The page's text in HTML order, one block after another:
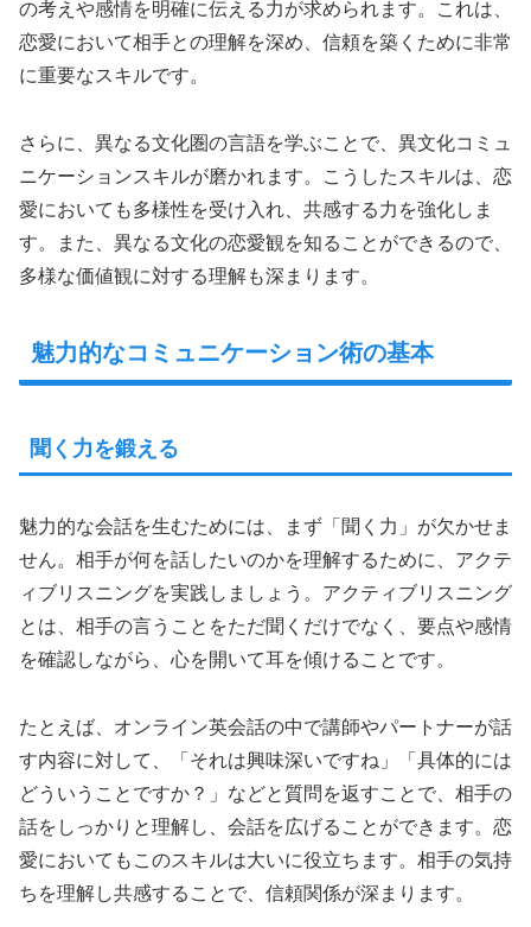
の考えや感情を明確に伝える力が求められます。これは、
恋愛において相手との理解を深め、信頼を築くために非常
に重要なスキルです。
さらに、異なる文化圏の言語を学ぶことで、異文化コミュ
ニケーションスキルが磨かれます。こうしたスキルは、恋
愛においても多様性を受け入れ、共感する力を強化しま
す。また、異なる文化の恋愛観を知ることができるので、
多様な価値観に対する理解も深まります。
魅力的なコミュニケーション術の基本
聞く力を鍛える
魅力的な会話を生むためには、まず「聞く力」が欠かせま
せん。相手が何を話したいのかを理解するために、アクテ
ィブリスニングを実践しましょう。アクティブリスニング
とは、相手の言うことをただ聞くだけでなく、要点や感情
を確認しながら、心を開いて耳を傾けることです。
たとえば、オンライン英会話の中で講師やパートナーが話
す内容に対して、「それは興味深いですね」「具体的には
どういうことですか？」などと質問を返すことで、相手の
話をしっかりと理解し、会話を広げることができます。恋
愛においてもこのスキルは大いに役立ちます。相手の気持
ちを理解し共感することで、信頼関係が深まります。